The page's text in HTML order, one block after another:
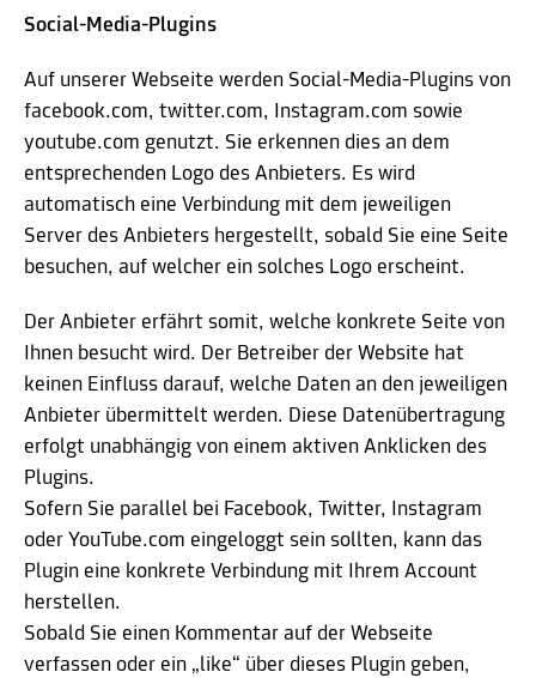
Social-Media-Plugins
Auf unserer Webseite werden Social-Media-Plugins von
facebook.com, twitter.com, Instagram.com sowie
youtube.com genutzt. Sie erkennen dies an dem
entsprechenden Logo des Anbieters. Es wird
automatisch eine Verbindung mit dem jeweiligen
Server des Anbieters hergestellt, sobald Sie eine Seite
besuchen, auf welcher ein solches Logo erscheint.
Der Anbieter erfährt somit, welche konkrete Seite von
Ihnen besucht wird. Der Betreiber der Website hat
keinen Einfluss darauf, welche Daten an den jeweiligen
Anbieter übermittelt werden. Diese Datenübertragung
erfolgt unabhängig von einem aktiven Anklicken des
Plugins.
Sofern Sie parallel bei Facebook, Twitter, Instagram
oder YouTube.com eingeloggt sein sollten, kann das
Plugin eine konkrete Verbindung mit Ihrem Account
herstellen.
Sobald Sie einen Kommentar auf der Webseite
verfassen oder ein „like“ über dieses Plugin geben,